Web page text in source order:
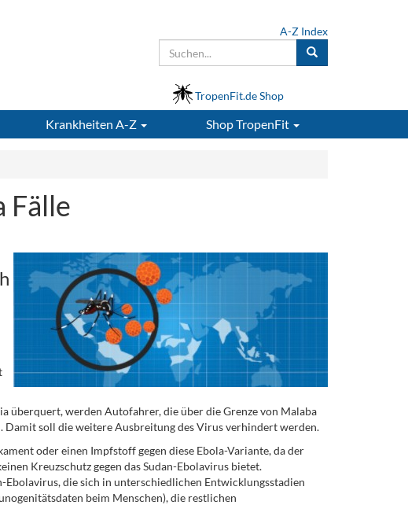
A-Z Index
TropenFit.de Shop
Krankheiten A-Z ShopTropenFit
Fälle
überquert, werden Autofahrer, die über die Grenze von Malaba
Damit soll die weitere Ausbreitung des Virus verhindert werden.
oder einen Impfstoff gegen diese Ebola-Variante, da der
Kreuzschutz gegen das Sudan-Ebolavirus bietet.
Ebolavirus, die sich in unterschiedlichen Entwicklungsstadien
beim Menschen), die restlichen